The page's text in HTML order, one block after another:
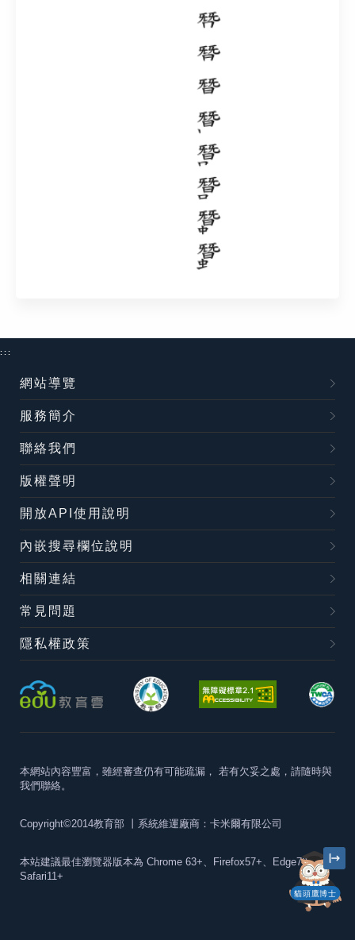
貓頭鷹博士
:::
網站導覽
服務簡介
聯絡我們
版權聲明
開放API使用說明
內嵌搜尋欄位說明
相關連結
常見問題
隱私權政策
本網站內容豐富，雖經審查仍有可能疏漏， 若有欠妥之處，請隨時與
我們聯絡。
Copyright©2014教育部 丨系統維運廠商：卡米爾有限公司
本站建議最佳瀏覽器版本為 Chrome 63+、Firefox57+、Edge79+及
Safari11+